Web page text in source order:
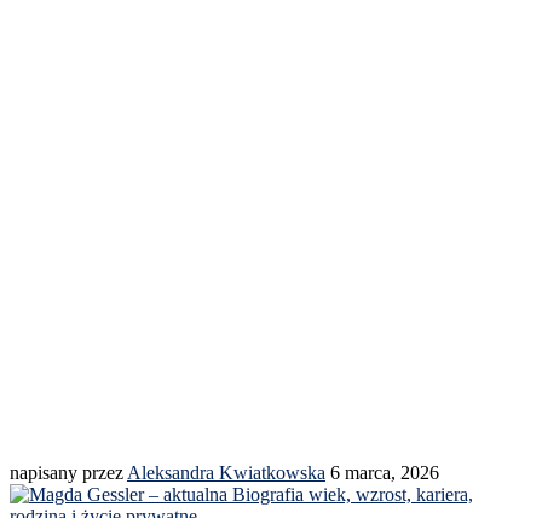
napisany przez Aleksandra Kwiatkowska 6 marca, 2026